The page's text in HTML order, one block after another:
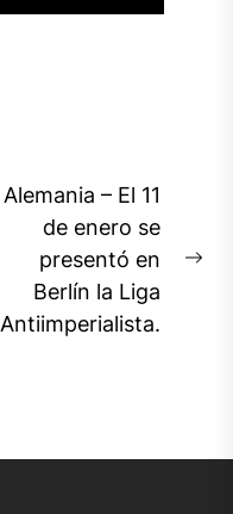
Alemania – El 11
de enero se
presentó en
Berlín la Liga
Antiimperialista.